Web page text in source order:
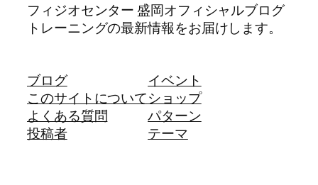
フィジオセンター 盛岡オフィシャルブログ
トレーニングの最新情報をお届けします。
ブログ
このサイトについて
よくある質問
投稿者
イベント
ショップ
パターン
テーマ